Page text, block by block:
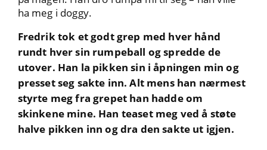
ha meg i doggy.
Fredrik tok et godt grep med hver hånd
rundt hver sin rumpeball og spredde de
utover. Han la pikken sin i åpningen min og
presset seg sakte inn. Alt mens han nærmest
styrte meg fra grepet han hadde om
skinkene mine. Han teaset meg ved å støte
halve pikken inn og dra den sakte ut igjen.